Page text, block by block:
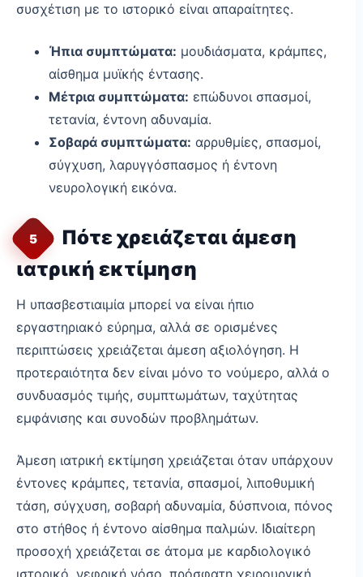
συσχέτιση με το ιστορικό είναι απαραίτητες.
Ήπια συμπτώματα: μουδιάσματα, κράμπες,
αίσθημα μυϊκής έντασης.
Μέτρια συμπτώματα: επώδυνοι σπασμοί,
τετανία, έντονη αδυναμία.
Σοβαρά συμπτώματα: αρρυθμίες, σπασμοί,
σύγχυση, λαρυγγόσπασμος ή έντονη
νευρολογική εικόνα.
5
Πότε χρειάζεται άμεση
ιατρική εκτίμηση
Η υπασβεστιαιμία μπορεί να είναι ήπιο
εργαστηριακό εύρημα, αλλά σε ορισμένες
περιπτώσεις χρειάζεται άμεση αξιολόγηση. Η
προτεραιότητα δεν είναι μόνο το νούμερο, αλλά ο
συνδυασμός τιμής, συμπτωμάτων, ταχύτητας
εμφάνισης και συνοδών προβλημάτων.
Άμεση ιατρική εκτίμηση χρειάζεται όταν υπάρχουν
έντονες κράμπες, τετανία, σπασμοί, λιποθυμική
τάση, σύγχυση, σοβαρή αδυναμία, δύσπνοια, πόνος
στο στήθος ή έντονο αίσθημα παλμών. Ιδιαίτερη
προσοχή χρειάζεται σε άτομα με καρδιολογικό